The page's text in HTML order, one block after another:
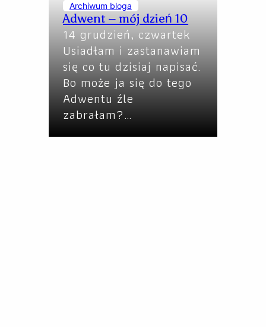
Archiwum bloga
Adwent – mój dzień 10
14 grudzień, czwartek
Usiadłam i zastanawiam
się co tu dzisiaj napisać.
Bo może ja się do tego
Adwentu źle
zabrałam?…